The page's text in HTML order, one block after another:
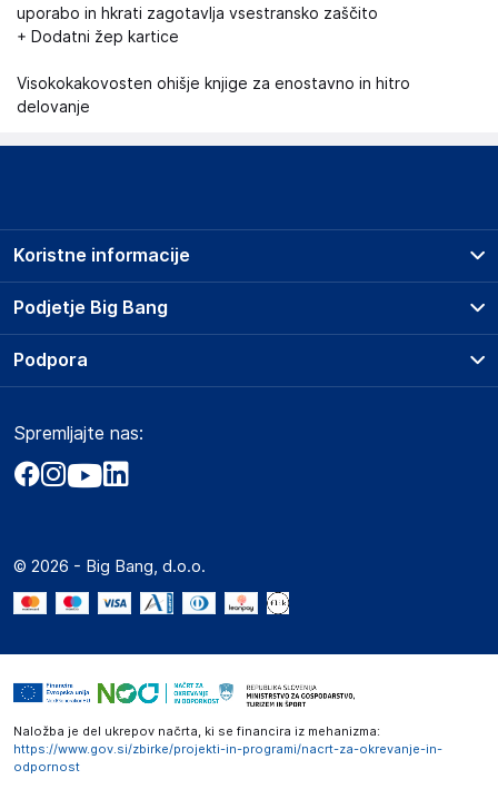
uporabo in hkrati zagotavlja vsestransko zaščito
+ Dodatni žep kartice
Visokokakovosten ohišje knjige za enostavno in hitro
delovanje
Podjetje Big Bang
O podjetju
Obvestila za javnost
Akt o digitalnih storitvah
Marketplace za partnerje
Novosti
Koristne informacije
Prodajna mesta
Storitve
Dostava, vnos in odvoz
Zavarovanje izdelkov
Podpora
Marketplace
Kako oddati naročilo?
Spremljajte nas:
© 2026 - Big Bang, d.o.o.
Naložba je del ukrepov načrta, ki se financira iz mehanizma:
https://www.gov.si/zbirke/projekti-in-programi/nacrt-za-okrevanje-in-
odpornost